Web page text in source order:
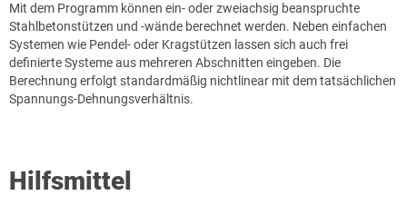
Mit dem Programm können ein- oder zweiachsig beanspruchte
Stahlbetonstützen und -wände berechnet werden. Neben einfachen
Systemen wie Pendel- oder Kragstützen lassen sich auch frei
definierte Systeme aus mehreren Abschnitten eingeben. Die
Berechnung erfolgt standardmäßig nichtlinear mit dem tatsächlichen
Spannungs-Dehnungsverhältnis.
Hilfsmittel